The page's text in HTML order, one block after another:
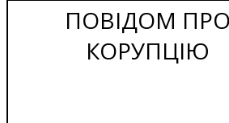
ПОВІДОМ ПРО
КОРУПЦІЮ